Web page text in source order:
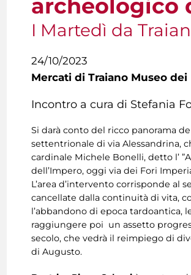
archeologico
I Martedì da
24/10/2023
Mercati di Traiano Museo
Incontro a cura di Stefania
Si darà conto del ricco panorama
settentrionale di via Alessandrina,
cardinale Michele Bonelli, detto l’
dell’Impero, oggi via dei Fori
L’area d’intervento corrisponde al
cancellate dalla continuità di vita,
l’abbandono di epoca tardoantica,
raggiungere poi un assetto
secolo, che vedrà il reimpiego di
di Augusto.